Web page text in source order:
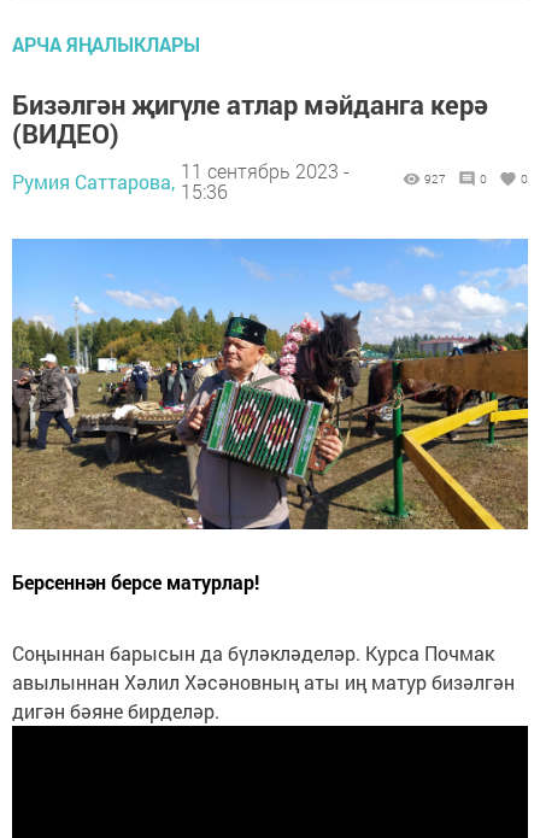
АРЧА ЯҢАЛЫКЛАРЫ
Бизәлгән җигүле атлар мәйданга керә
(ВИДЕО)
Румия Саттарова, 11 сентябрь 2023 -
15:36
927 0 0
Берсеннән берсе матурлар!
Соңыннан барысын да бүләкләделәр. Курса Почмак
авылыннан Хәлил Хәсәновның аты иң матур бизәлгән
дигән бәяне бирделәр.